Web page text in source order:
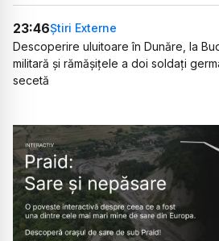
23:46Știri Externe
Descoperire uluitoare în Dunăre, la
militară și rămășițele a doi soldați
secetă